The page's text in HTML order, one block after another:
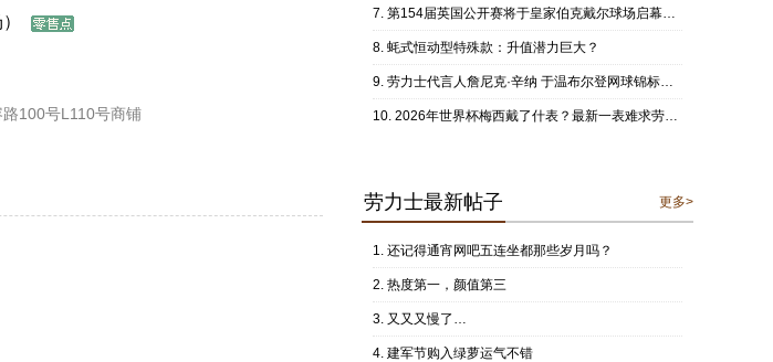
100号L110号商铺
第154届英国公开赛将于皇家伯克戴尔球场启幕把握时机方能精准致胜
蚝式恒动型特殊款：升值潜力巨大？
劳力士代言人詹尼克·辛纳 于温布尔登网球锦标赛成功卫冕
2026年世界杯梅西戴了什表？最新一表难求劳，他真是够潮的！
劳力士最新帖子 更多>
还记得通宵网吧五连坐都那些岁月吗？
热度第一，颜值第三
又又又慢了…
建军节购入绿萝运气不错